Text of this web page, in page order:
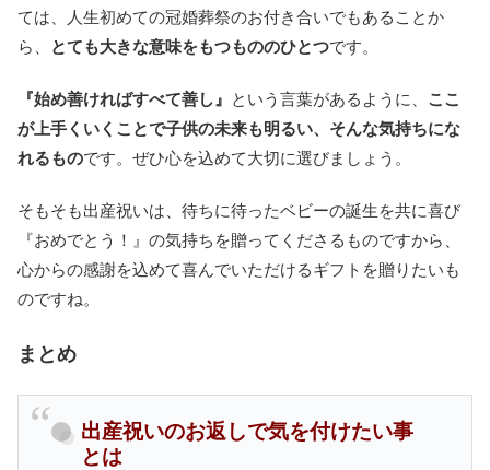
ては、人生初めての冠婚葬祭のお付き合いでもあることか
ら、
とても大きな意味をもつもののひとつです。
『始め善ければすべて善し』 という言葉があるように、 ここ
が上手くいくことで子供の未来も明るい、そんな気持ちにな
れるものです。ぜひ心を込めて大切に選びましょう。
そもそも出産祝いは、待ちに待ったベビーの誕生を共に喜び
『おめでとう！』の気持ちを贈ってくださるものですから、
心からの感謝を込めて喜んでいただけるギフトを贈りたいも
のですね。
まとめ
出産祝いのお返しで気を付けたい事
とは